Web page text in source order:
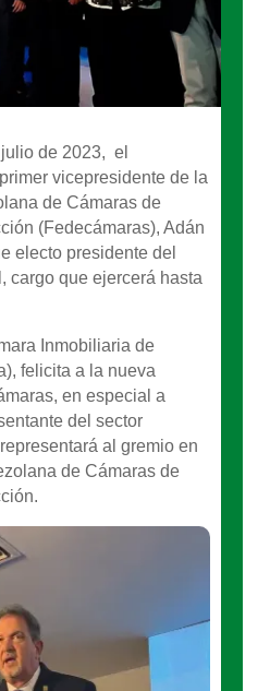
de 2023, el
vicepresidente de la
de Cámaras de
(Fedecámaras), Adán
electo presidente del
cargo que ejercerá hasta
Inmobiliaria de
felicita a la nueva
en especial a
del sector
al gremio en
de Cámaras de